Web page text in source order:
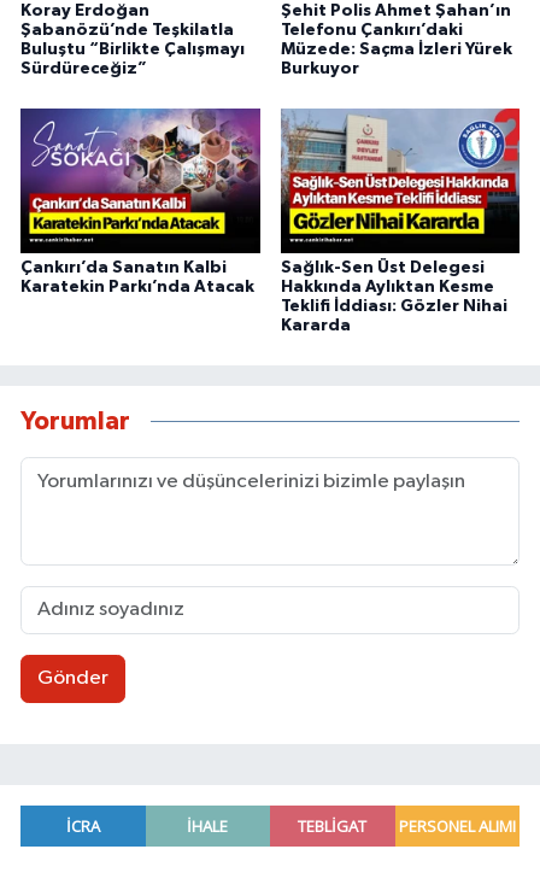
Koray Erdoğan
Şabanözü’nde Teşkilatla
Buluştu “Birlikte Çalışmayı
Sürdüreceğiz”
Şehit Polis Ahmet Şahan’ın
Telefonu Çankırı’daki
Müzede: Saçma İzleri Yürek
Burkuyor
Çankırı’da Sanatın Kalbi
Karatekin Parkı’nda Atacak
Sağlık-Sen Üst Delegesi
Hakkında Aylıktan Kesme
Teklifi İddiası: Gözler Nihai
Kararda
Yorumlar
Gönder